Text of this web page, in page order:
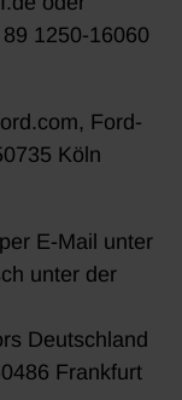
1250-16060
Ford-
Köln
E-Mail unter
unter der
Deutschland
Frankfurt